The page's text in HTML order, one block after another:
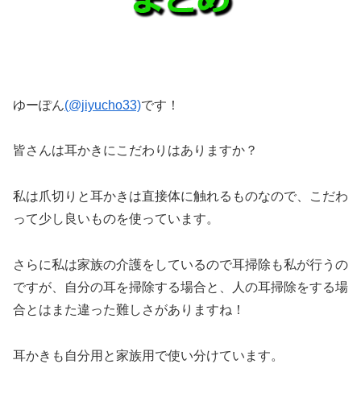
ゆーぽん(@jiyucho33)です！
皆さんは耳かきにこだわりはありますか？
私は爪切りと耳かきは直接体に触れるものなので、こだわ
って少し良いものを使っています。
さらに私は家族の介護をしているので耳掃除も私が行うの
ですが、自分の耳を掃除する場合と、人の耳掃除をする場
合とはまた違った難しさがありますね！
耳かきも自分用と家族用で使い分けています。